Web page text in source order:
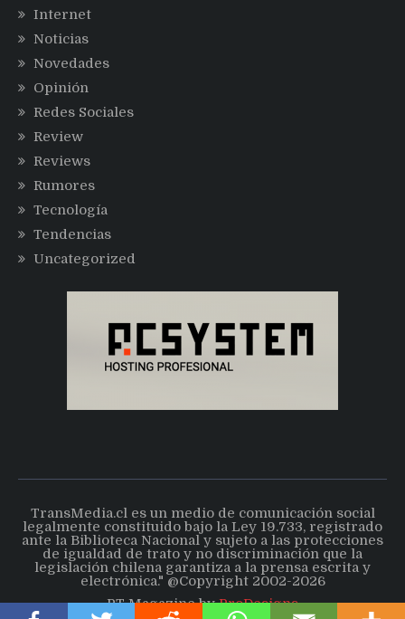
Internet
Noticias
Novedades
Opinión
Redes Sociales
Review
Reviews
Rumores
Tecnología
Tendencias
Uncategorized
TransMedia.cl es un medio de comunicación social
legalmente constituido bajo la Ley 19.733, registrado
ante la Biblioteca Nacional y sujeto a las protecciones
de igualdad de trato y no discriminación que la
legislación chilena garantiza a la prensa escrita y
electrónica." @Copyright 2002-2026
PT Magazine byProDesigns